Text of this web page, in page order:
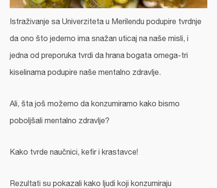
Istraživanje sa Univerziteta u Merilendu podupire tvrdnje
da ono što jedemo ima snažan uticaj na naše misli, i
jedna od preporuka tvrdi da hrana bogata omega-tri
kiselinama podupire naše mentalno zdravlje.
Ali, šta još možemo da konzumiramo kako bismo
poboljšali mentalno zdravlje?
Kako tvrde naučnici, kefir i krastavce!
Rezultati su pokazali kako ljudi koji konzumiraju